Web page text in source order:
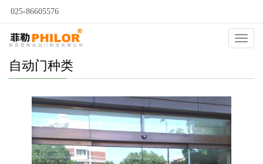
025-86605576
自动门种类